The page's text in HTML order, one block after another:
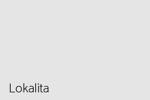
Lokalita